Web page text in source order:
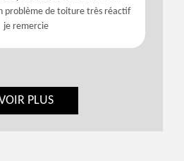
problème de toiture très réactif
je remercie
PLUS